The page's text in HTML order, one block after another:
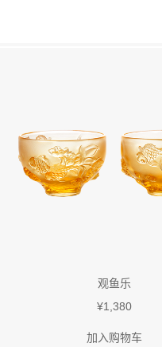
观鱼乐
¥1,380
加入购物车